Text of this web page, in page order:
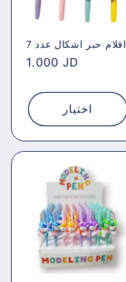
اقلام حبر اشكال عدد 7
Regular
1.000 JD
اختيار